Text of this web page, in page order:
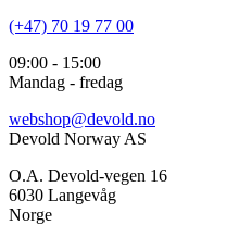
(+47) 70 19 77 00
09:00 - 15:00
Mandag - fredag
webshop@devold.no
Devold Norway AS
O.A. Devold-vegen 16
6030 Langevåg
Norge